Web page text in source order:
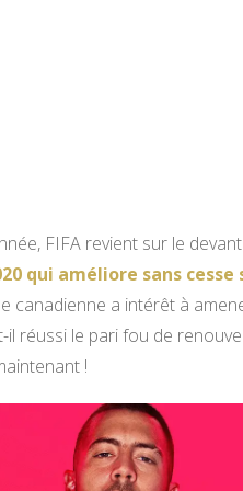
FIFA revient sur le
qui améliore sans
canadienne a intérêt à
il réussi le pari fou de
!